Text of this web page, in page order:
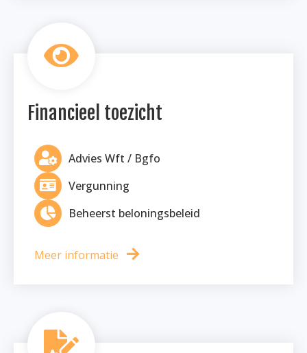
Financieel toezicht
Advies Wft / Bgfo
Vergunning
Beheerst beloningsbeleid
Meer informatie